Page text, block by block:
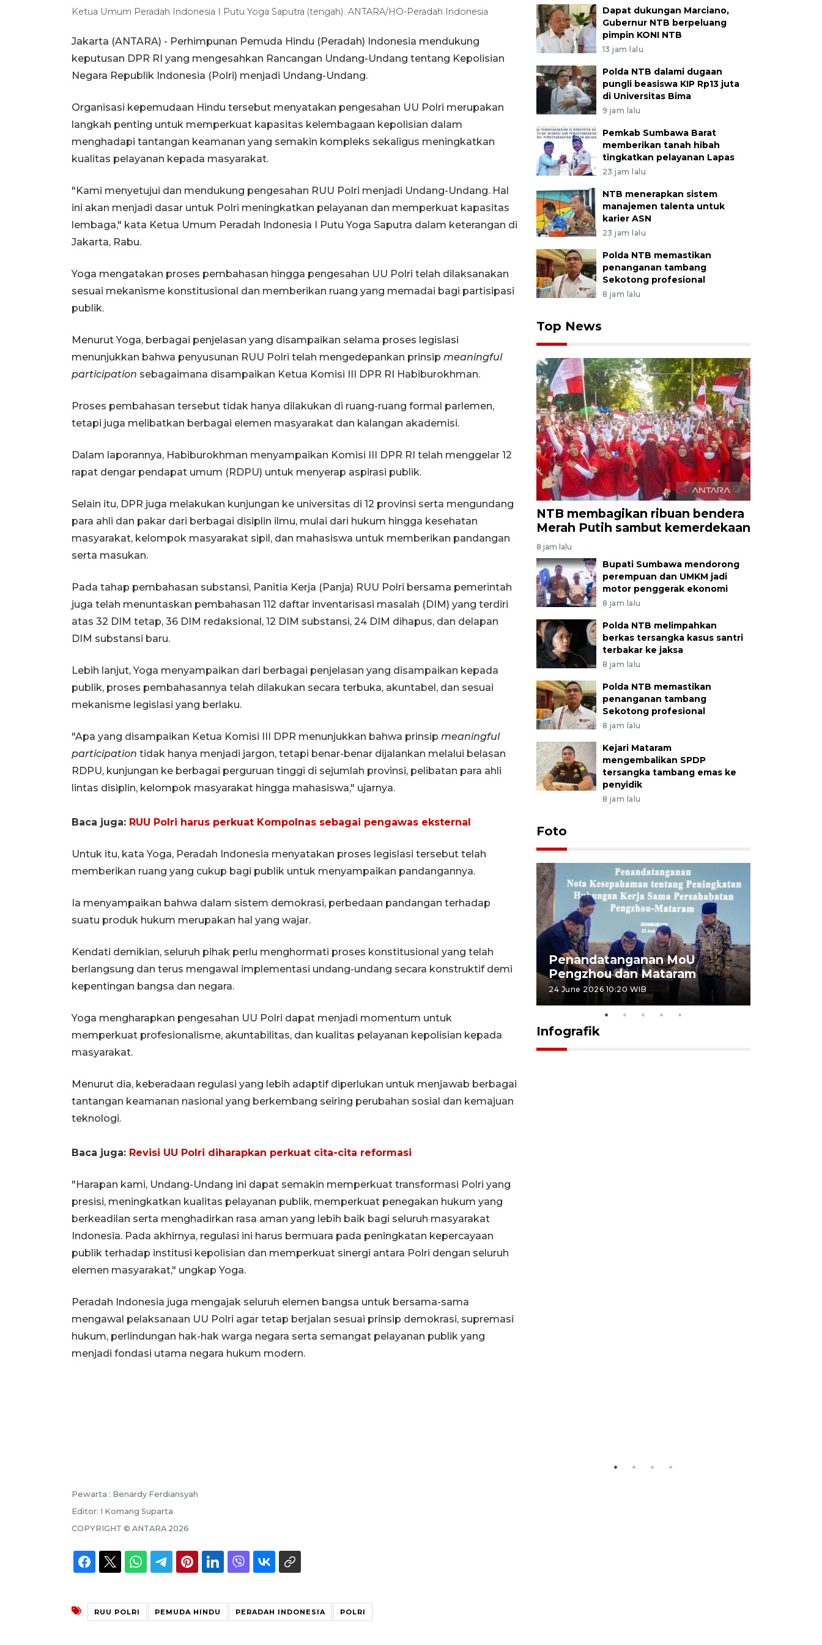
Ketua Umum Peradah Indonesia I Putu Yoga Saputra (tengah). ANTARA/HO-Peradah Indonesia
Jakarta (ANTARA) - Perhimpunan Pemuda Hindu (Peradah) Indonesia mendukung
keputusan DPR RI yang mengesahkan Rancangan Undang-Undang tentang Kepolisian
Negara Republik Indonesia (Polri) menjadi Undang-Undang.
Organisasi kepemudaan Hindu tersebut menyatakan pengesahan UU Polri merupakan
langkah penting untuk memperkuat kapasitas kelembagaan kepolisian dalam
menghadapi tantangan keamanan yang semakin kompleks sekaligus meningkatkan
kualitas pelayanan kepada masyarakat.
"Kami menyetujui dan mendukung pengesahan RUU Polri menjadi Undang-Undang. Hal
ini akan menjadi dasar untuk Polri meningkatkan pelayanan dan memperkuat kapasitas
lembaga," kata Ketua Umum Peradah Indonesia I Putu Yoga Saputra dalam keterangan di
Jakarta, Rabu.
Yoga mengatakan proses pembahasan hingga pengesahan UU Polri telah dilaksanakan
sesuai mekanisme konstitusional dan memberikan ruang yang memadai bagi partisipasi
publik.
Menurut Yoga, berbagai penjelasan yang disampaikan selama proses legislasi
menunjukkan bahwa penyusunan RUU Polri telah mengedepankan prinsip meaningful
participation sebagaimana disampaikan Ketua Komisi III DPR RI Habiburokhman.
Proses pembahasan tersebut tidak hanya dilakukan di ruang-ruang formal parlemen,
tetapi juga melibatkan berbagai elemen masyarakat dan kalangan akademisi.
Dalam laporannya, Habiburokhman menyampaikan Komisi III DPR RI telah menggelar 12
rapat dengar pendapat umum (RDPU) untuk menyerap aspirasi publik.
Selain itu, DPR juga melakukan kunjungan ke universitas di 12 provinsi serta mengundang
para ahli dan pakar dari berbagai disiplin ilmu, mulai dari hukum hingga kesehatan
masyarakat, kelompok masyarakat sipil, dan mahasiswa untuk memberikan pandangan
serta masukan.
Pada tahap pembahasan substansi, Panitia Kerja (Panja) RUU Polri bersama pemerintah
juga telah menuntaskan pembahasan 112 daftar inventarisasi masalah (DIM) yang terdiri
atas 32 DIM tetap, 36 DIM redaksional, 12 DIM substansi, 24 DIM dihapus, dan delapan
DIM substansi baru.
Lebih lanjut, Yoga menyampaikan dari berbagai penjelasan yang disampaikan kepada
publik, proses pembahasannya telah dilakukan secara terbuka, akuntabel, dan sesuai
mekanisme legislasi yang berlaku.
"Apa yang disampaikan Ketua Komisi III DPR menunjukkan bahwa prinsip meaningful
participation tidak hanya menjadi jargon, tetapi benar-benar dijalankan melalui belasan
RDPU, kunjungan ke berbagai perguruan tinggi di sejumlah provinsi, pelibatan para ahli
lintas disiplin, kelompok masyarakat hingga mahasiswa," ujarnya.
Baca juga: RUU Polri harus perkuat Kompolnas sebagai pengawas eksternal
Untuk itu, kata Yoga, Peradah Indonesia menyatakan proses legislasi tersebut telah
memberikan ruang yang cukup bagi publik untuk menyampaikan pandangannya.
Ia menyampaikan bahwa dalam sistem demokrasi, perbedaan pandangan terhadap
suatu produk hukum merupakan hal yang wajar.
Kendati demikian, seluruh pihak perlu menghormati proses konstitusional yang telah
berlangsung dan terus mengawal implementasi undang-undang secara konstruktif demi
kepentingan bangsa dan negara.
Yoga mengharapkan pengesahan UU Polri dapat menjadi momentum untuk
memperkuat profesionalisme, akuntabilitas, dan kualitas pelayanan kepolisian kepada
masyarakat.
Menurut dia, keberadaan regulasi yang lebih adaptif diperlukan untuk menjawab berbagai
tantangan keamanan nasional yang berkembang seiring perubahan sosial dan kemajuan
teknologi.
Baca juga: Revisi UU Polri diharapkan perkuat cita-cita reformasi
"Harapan kami, Undang-Undang ini dapat semakin memperkuat transformasi Polri yang
presisi, meningkatkan kualitas pelayanan publik, memperkuat penegakan hukum yang
berkeadilan serta menghadirkan rasa aman yang lebih baik bagi seluruh masyarakat
Indonesia. Pada akhirnya, regulasi ini harus bermuara pada peningkatan kepercayaan
publik terhadap institusi kepolisian dan memperkuat sinergi antara Polri dengan seluruh
elemen masyarakat," ungkap Yoga.
Peradah Indonesia juga mengajak seluruh elemen bangsa untuk bersama-sama
mengawal pelaksanaan UU Polri agar tetap berjalan sesuai prinsip demokrasi, supremasi
hukum, perlindungan hak-hak warga negara serta semangat pelayanan publik yang
menjadi fondasi utama negara hukum modern.
Pewarta : Benardy Ferdiansyah
Editor: I Komang Suparta
COPYRIGHT © ANTARA 2026
RUU POLRI PEMUDA HINDU PERADAH INDONESIA POLRI
Dapat dukungan Marciano,
Gubernur NTB berpeluang
pimpin KONI NTB
13 jam lalu
Polda NTB dalami dugaan
pungli beasiswa KIP Rp13 juta
di Universitas Bima
9 jam lalu
Pemkab Sumbawa Barat
memberikan tanah hibah
tingkatkan pelayanan Lapas
23 jam lalu
NTB menerapkan sistem
manajemen talenta untuk
karier ASN
23 jam lalu
Polda NTB memastikan
penanganan tambang
Sekotong profesional
8 jam lalu
Top News
NTB membagikan ribuan bendera
Merah Putih sambut kemerdekaan
8 jam lalu
Bupati Sumbawa mendorong
perempuan dan UMKM jadi
motor penggerak ekonomi
8 jam lalu
Polda NTB melimpahkan
berkas tersangka kasus santri
terbakar ke jaksa
8 jam lalu
Polda NTB memastikan
penanganan tambang
Sekotong profesional
8 jam lalu
Kejari Mataram
mengembalikan SPDP
tersangka tambang emas ke
penyidik
8 jam lalu
Foto
Sidang putusan terdakwa
pembunuhan Brigadir Nurhadi
Penandatanganan MoU
Pengzhou dan Mataram
24 June 2026 10:20 WIB
Infografik